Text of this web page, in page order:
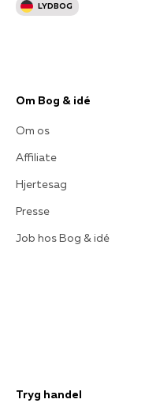
LYDBOG
Om Bog & idé
Om os
Affiliate
Hjertesag
Presse
Job hos Bog & idé
Tryg handel